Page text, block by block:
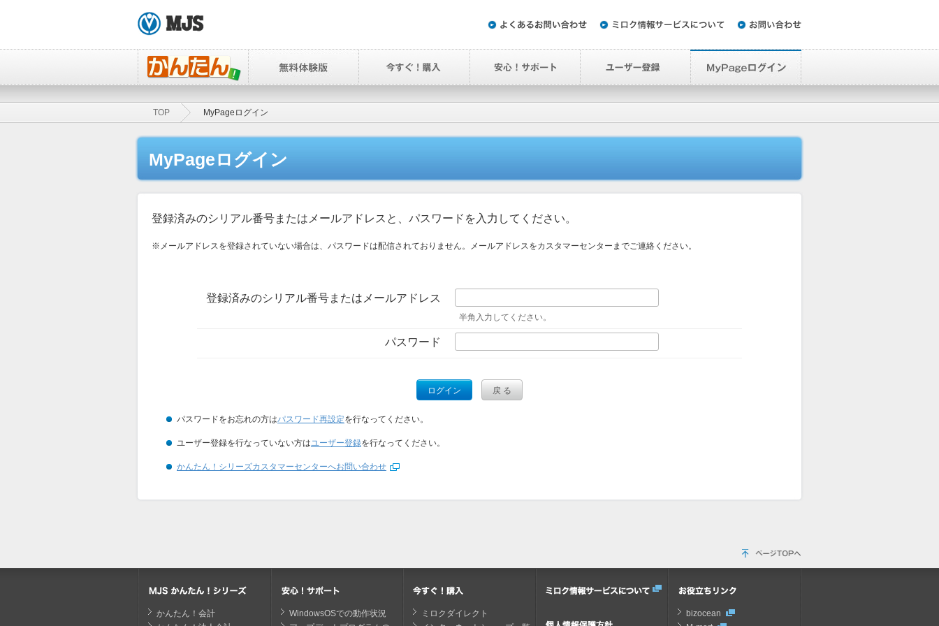
TOP MyPageログイン
MyPageログイン
登録済みのシリアル番号またはメールアドレスと、パスワードを入力してください。
※メールアドレスを登録されていない場合は、パスワードは配信されておりません。メールアドレスをカスタマーセンターまでご連絡ください。
登録済みのシリアル番号またはメールアドレス
半角入力してください。
パスワード
パスワードをお忘れの方はパスワード再設定を行なってください。
ユーザー登録を行なっていない方はユーザー登録を行なってください。
かんたん！シリーズカスタマーセンターへお問い合わせ
かんたん！会計
WindowsOSでの動作状況
ミロクダイレクト
bizocean